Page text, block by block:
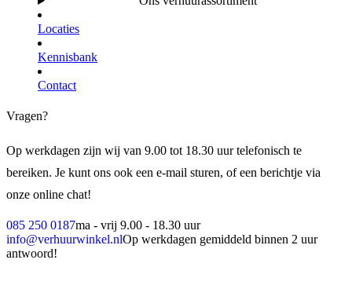
Locaties
Kennisbank
Contact
Vragen?
Op werkdagen zijn wij van 9.00 tot 18.30 uur telefonisch te
bereiken. Je kunt ons ook een e-mail sturen, of een berichtje via
onze online chat!
085 250 0187ma - vrij 9.00 - 18.30 uur
info@verhuurwinkel.nlOp werkdagen gemiddeld binnen 2 uur
antwoord!